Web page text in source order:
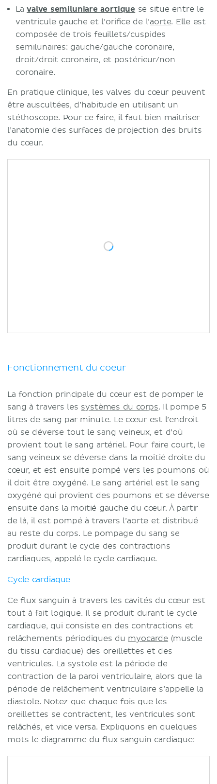
Lavalve semiluniare aortique se situe entre le
ventricule gauche et l’orifice de l’aorte. Elle est
composée de trois feuillets/cuspides
semilunaires: gauche/gauche coronaire,
droit/droit coronaire, et postérieur/non
coronaire.
En pratique clinique, les valves du cœur peuvent
être auscultées, d’habitude en utilisant un
stéthoscope. Pour ce faire, il faut bien maîtriser
l’anatomie des surfaces de projection des bruits
du cœur.
Fonctionnement du coeur
La fonction principale du cœur est de pomper le
sang à travers les systèmes du corps. Il pompe 5
litres de sang par minute. Le cœur est l’endroit
où se déverse tout le sang veineux, et d’où
provient tout le sang artériel. Pour faire court, le
sang veineux se déverse dans la moitié droite du
cœur, et est ensuite pompé vers les poumons où
il doit être oxygéné. Le sang artériel est le sang
oxygéné qui provient des poumons et se déverse
ensuite dans la moitié gauche du cœur. À partir
de là, il est pompé à travers l’aorte et distribué
au reste du corps. Le pompage du sang se
produit durant le cycle des contractions
cardiaques, appelé le cycle cardiaque.
Cycle cardiaque
Ce flux sanguin à travers les cavités du cœur est
tout à fait logique. Il se produit durant le cycle
cardiaque, qui consiste en des contractions et
relâchements périodiques du myocarde (muscle
du tissu cardiaque) des oreillettes et des
ventricules. La systole est la période de
contraction de la paroi ventriculaire, alors que la
période de relâchement ventriculaire s’appelle la
diastole. Notez que chaque fois que les
oreillettes se contractent, les ventricules sont
relâchés, et vice versa. Expliquons en quelques
mots le diagramme du flux sanguin cardiaque: